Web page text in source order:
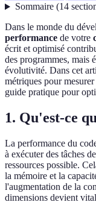
Sommaire(14
Dans le monde du
performance de votre
écrit et optimisé
des programmes, mais
évolutivité. Dans cet
métriques pour
guide pratique pour
1. Qu'est-ce
La performance du
à exécuter des tâches
ressources possible.
la mémoire et la
l'augmentation de la
dimensions devient